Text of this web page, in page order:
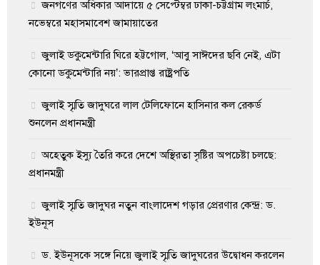
জনগণের অধিকার আদায়ে ৫ সেপ্টেম্বর ঢাকা-চট্টগ্রাম লংমার্চ,
নভেম্বরে মহাসমাবেশ জামায়াতের
জুলাই ডকুমেন্টারি ঘিরে হট্টগোল, ‘আবু সাঈদের ছবি নেই, এটা
কোনো ডকুমেন্টারি নয়’: ভারপ্রাপ্ত রাষ্ট্রপতি
জুলাই স্মৃতি জাদুঘরে লাল টেলিফোনে হাসিনার কল রেকর্ড
শুনলেন প্রধানমন্ত্রী
অহেতুক ইস্যু তৈরি করে দেশে অস্থিরতা সৃষ্টির অপচেষ্টা চলছে:
প্রধানমন্ত্রী
জুলাই স্মৃতি জাদুঘর নতুন বাংলাদেশ গড়ার প্রেরণার কেন্দ্র: ড.
ইউনূস
ড. ইউনূসকে সঙ্গে নিয়ে জুলাই স্মৃতি জাদুঘরের উদ্বোধন করলেন